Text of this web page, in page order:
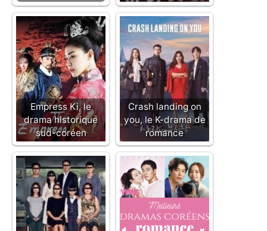
Empress Ki, le
drama historique
sud-coréen
Crash landing on
you, le K-drama de
romance